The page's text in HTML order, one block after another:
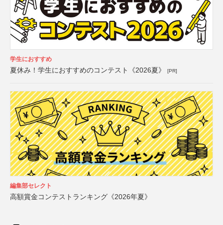
学生におすすめ
夏休み！学生におすすめのコンテスト《2026夏》 [PR]
編集部セレクト
高額賞金コンテストランキング《2026年夏》